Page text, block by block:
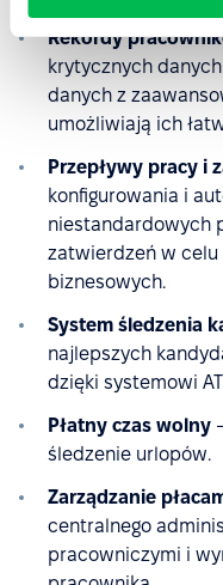
Rekordy
krytycznych
danych z
umożliwiają ich
Przepływy pracy i
konfigurowania i
niestandardowych
zatwierdzeń w
biznesowych.
System śledzenia
najlepszych
dzięki systemowi
Płatny czas wolny
śledzenie urlopów.
Zarządzanie
centralnego
pracowniczymi i